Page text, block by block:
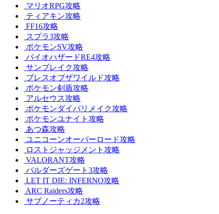
マリオRPG攻略
ティアキン攻略
FF16攻略
スプラ3攻略
ポケモンSV攻略
バイオハザードRE4攻略
サンブレイク攻略
ブレスオブザワイルド攻略
ポケモン剣盾攻略
アルセウス攻略
ポケモンダイパリメイク攻略
ポケモンユナイト攻略
あつ森攻略
ユニコーンオーバーロード攻略
ロストジャッジメント攻略
VALORANT攻略
バルダーズゲート3攻略
LET IT DIE: INFERNO攻略
ARC Raiders攻略
サブノーティカ2攻略